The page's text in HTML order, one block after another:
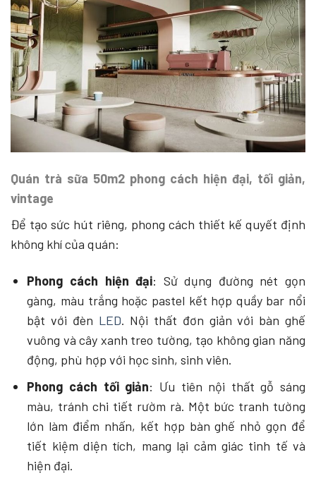
Quán trà sữa 50m2 phong cách hiện đại, tối giản,
vintage
Để tạo sức hút riêng, phong cách thiết kế quyết định
không khí của quán:
Phong cách hiện đại: Sử dụng đường nét gọn
gàng, màu trắng hoặc pastel kết hợp quầy bar nổi
bật với đèn LED. Nội thất đơn giản với bàn ghế
vuông và cây xanh treo tường, tạo không gian năng
động, phù hợp với học sinh, sinh viên.
Phong cách tối giản: Ưu tiên nội thất gỗ sáng
màu, tránh chi tiết rườm rà. Một bức tranh tường
lớn làm điểm nhấn, kết hợp bàn ghế nhỏ gọn để
tiết kiệm diện tích, mang lại cảm giác tinh tế và
hiện đại.